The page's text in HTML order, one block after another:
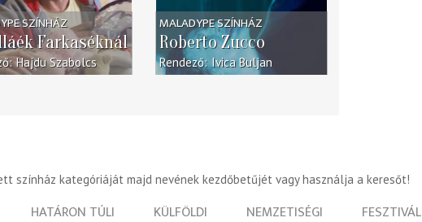
SZÍNHÁZ
Farkaséknál
Hajdu Szabolcs
MALADYPE SZÍNHÁZ
Roberto Zucco
Rendező Ivica Buljan
színház kategóriáját majd nevének kezdőbetűjét vagy használja a keresőt!
HATÁRON TÚLI KÜLFÖLDI NEMZETISÉGI FESZTIVÁL